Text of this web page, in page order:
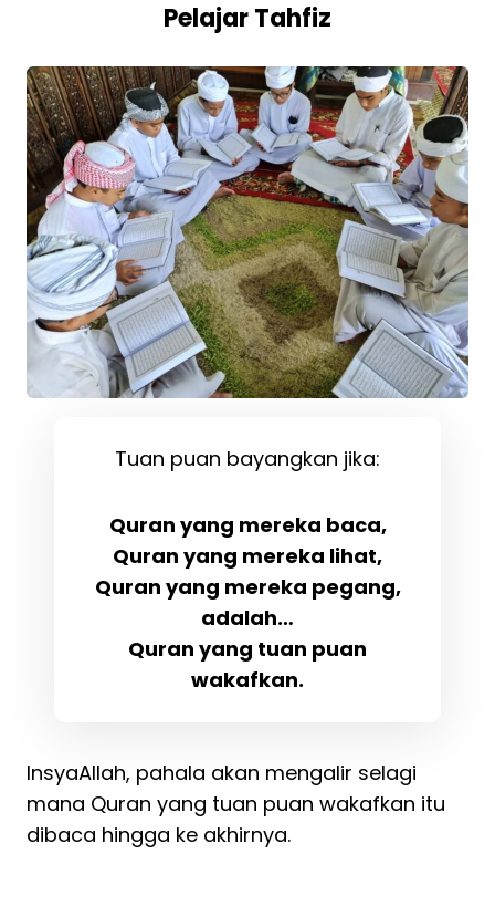
Pelajar Tahfiz
Tuan puan bayangkan jika:
Quran yang mereka baca,
Quran yang mereka lihat,
Quran yang mereka pegang,
adalah…
Quran yang tuan puan
wakafkan.
InsyaAllah, pahala akan mengalir selagi
mana Quran yang tuan puan wakafkan itu
dibaca hingga ke akhirnya.